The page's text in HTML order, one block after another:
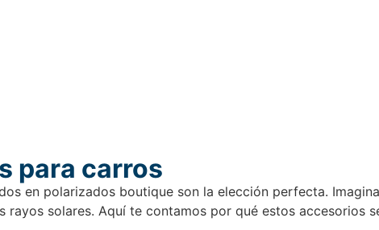
para carros
en polarizados boutique son la elección perfecta.
solares. Aquí te contamos por qué estos accesorios